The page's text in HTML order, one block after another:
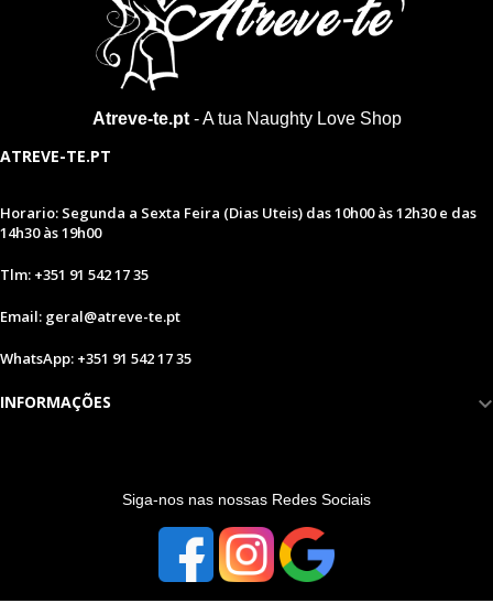
Atreve-te.pt- A tua Naughty Love Shop
ATREVE-TE.PT
Horario: Segunda a Sexta Feira (Dias Uteis) das 10h00 às 12h30 e das
14h30 às 19h00
Tlm: +351 91 542 17 35
Email: geral@atreve-te.pt
WhatsApp: +351 91 542 17 35
INFORMAÇÕES
Siga-nos nas nossas Redes Sociais